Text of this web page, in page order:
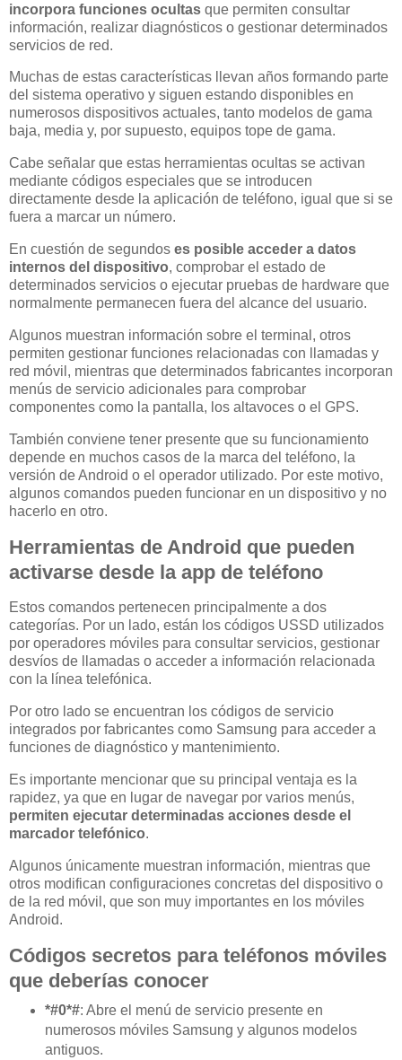
incorpora funciones ocultas que permiten consultar
información, realizar diagnósticos o gestionar determinados
servicios de red.
Muchas de estas características llevan años formando parte
del sistema operativo y siguen estando disponibles en
numerosos dispositivos actuales, tanto modelos de gama
baja, media y, por supuesto, equipos tope de gama.
Cabe señalar que estas herramientas ocultas se activan
mediante códigos especiales que se introducen
directamente desde la aplicación de teléfono, igual que si se
fuera a marcar un número.
En cuestión de segundos es posible acceder a datos
internos del dispositivo, comprobar el estado de
determinados servicios o ejecutar pruebas de hardware que
normalmente permanecen fuera del alcance del usuario.
Algunos muestran información sobre el terminal, otros
permiten gestionar funciones relacionadas con llamadas y
red móvil, mientras que determinados fabricantes incorporan
menús de servicio adicionales para comprobar
componentes como la pantalla, los altavoces o el GPS.
También conviene tener presente que su funcionamiento
depende en muchos casos de la marca del teléfono, la
versión de Android o el operador utilizado. Por este motivo,
algunos comandos pueden funcionar en un dispositivo y no
hacerlo en otro.
Herramientas de Android que pueden
activarse desde la app de teléfono
Estos comandos pertenecen principalmente a dos
categorías. Por un lado, están los códigos USSD utilizados
por operadores móviles para consultar servicios, gestionar
desvíos de llamadas o acceder a información relacionada
con la línea telefónica.
Por otro lado se encuentran los códigos de servicio
integrados por fabricantes como Samsung para acceder a
funciones de diagnóstico y mantenimiento.
Es importante mencionar que su principal ventaja es la
rapidez, ya que en lugar de navegar por varios menús,
permiten ejecutar determinadas acciones desde el
marcador telefónico.
Algunos únicamente muestran información, mientras que
otros modifican configuraciones concretas del dispositivo o
de la red móvil, que son muy importantes en los móviles
Android.
Códigos secretos para teléfonos móviles
que deberías conocer
*#0*#: Abre el menú de servicio presente en
numerosos móviles Samsung y algunos modelos
antiguos.